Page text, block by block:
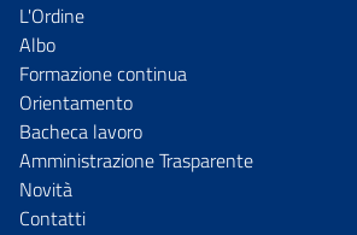
L'Ordine
Albo
Formazione continua
Orientamento
Bacheca lavoro
Amministrazione Trasparente
Novità
Contatti